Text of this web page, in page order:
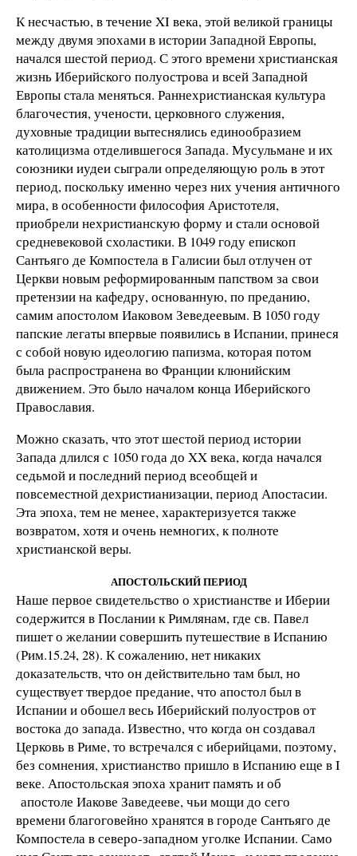
К несчастью, в течение XI века, этой великой границы
между двумя эпохами в истории Западной Европы,
начался шестой период. С этого времени христианская
жизнь Иберийского полуострова и всей Западной
Европы стала меняться. Раннехристианская культура
благочестия, учености, церковного служения,
духовные традиции вытеснялись единообразием
католицизма отделившегося Запада. Мусульмане и их
союзники иудеи сыграли определяющую роль в этот
период, поскольку именно через них учения античного
мира, в особенности философия Аристотеля,
приобрели нехристианскую форму и стали основой
средневековой схоластики. В 1049 году епископ
Сантьяго де Компостела в Галисии был отлучен от
Церкви новым реформированным папством за свои
претензии на кафедру, основанную, по преданию,
самим апостолом Иаковом Зеведеевым. В 1050 году
папские легаты впервые появились в Испании, принеся
с собой новую идеологию папизма, которая потом
была распространена во Франции клюнийским
движением. Это было началом конца Иберийского
Православия.
Можно сказать, что этот шестой период истории
Запада длился с 1050 года до XX века, когда начался
седьмой и последний период всеобщей и
повсеместной дехристианизации, период Апостасии.
Эта эпоха, тем не менее, характеризуется также
возвратом, хотя и очень немногих, к полноте
христианской веры.
АПОСТОЛЬСКИЙ ПЕРИОД
Наше первое свидетельство о христианстве и Иберии
содержится в Послании к Римлянам, где св. Павел
пишет о желании совершить путешествие в Испанию
(Рим.15.24, 28). К сожалению, нет никаких
доказательств, что он действительно там был, но
существует твердое предание, что апостол был в
Испании и обошел весь Иберийский полуостров от
востока до запада. Известно, что когда он создавал
Церковь в Риме, то встречался с иберийцами, поэтому,
без сомнения, христианство пришло в Испанию еще в I
веке. Апостольская эпоха хранит память и об
апостоле Иакове Заведееве, чьи мощи до сего
времени благоговейно хранятся в городе Сантьяго де
Компостела в северо-западном уголке Испании. Само